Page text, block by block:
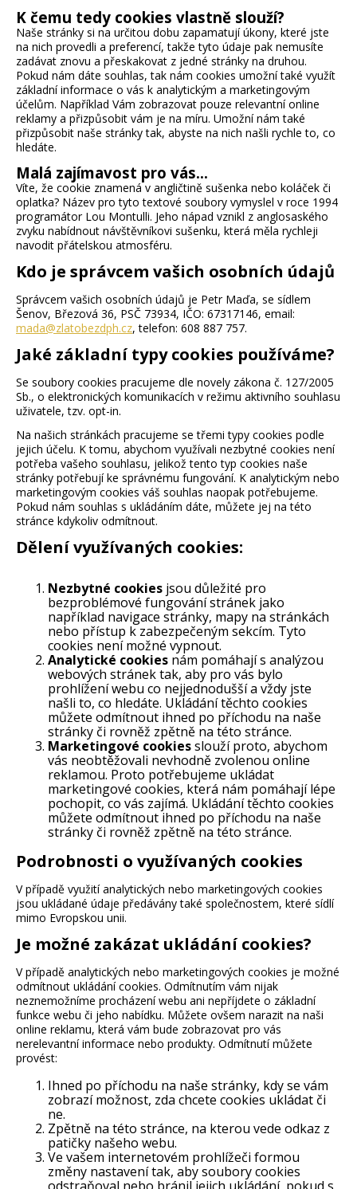
K čemu tedy cookies vlastně slouží?
Naše stránky si na určitou dobu zapamatují úkony, které jste
na nich provedli a preferencí, takže tyto údaje pak nemusíte
zadávat znovu a přeskakovat z jedné stránky na druhou.
Pokud nám dáte souhlas, tak nám cookies umožní také využít
základní informace o vás k analytickým a marketingovým
účelům. Například Vám zobrazovat pouze relevantní online
reklamy a přizpůsobit vám je na míru. Umožní nám také
přizpůsobit naše stránky tak, abyste na nich našli rychle to, co
hledáte.
Malá zajímavost pro vás…
Víte, že cookie znamená v angličtině sušenka nebo koláček či
oplatka? Název pro tyto textové soubory vymyslel v roce 1994
programátor Lou Montulli. Jeho nápad vznikl z anglosaského
zvyku nabídnout návštěvníkovi sušenku, která měla rychleji
navodit přátelskou atmosféru.
Kdo je správcem vašich osobních údajů
Správcem vašich osobních údajů je Petr Maďa, se sídlem
Šenov, Březová 36, PSČ 73934, IČO: 67317146, email:
mada@zlatobezdph.cz, telefon: 608 887 757.
Jaké základní typy cookies používáme?
Se soubory cookies pracujeme dle novely zákona č. 127/2005
Sb., o elektronických komunikacích v režimu aktivního souhlasu
uživatele, tzv. opt-in.
Na našich stránkách pracujeme se třemi typy cookies podle
jejich účelu. K tomu, abychom využívali nezbytné cookies není
potřeba vašeho souhlasu, jelikož tento typ cookies naše
stránky potřebují ke správnému fungování. K analytickým nebo
marketingovým cookies váš souhlas naopak potřebujeme.
Pokud nám souhlas s ukládáním dáte, můžete jej na této
stránce kdykoliv odmítnout.
Dělení využívaných cookies:
Nezbytné cookies jsou důležité pro
bezproblémové fungování stránek jako
například navigace stránky, mapy na stránkách
nebo přístup k zabezpečeným sekcím. Tyto
cookies není možné vypnout.
Analytické cookies nám pomáhají s analýzou
webových stránek tak, aby pro vás bylo
prohlížení webu co nejjednodušší a vždy jste
našli to, co hledáte. Ukládání těchto cookies
můžete odmítnout ihned po příchodu na naše
stránky či rovněž zpětně na této stránce.
Marketingové cookiesslouží proto, abychom
vás neobtěžovali nevhodně zvolenou online
reklamou. Proto potřebujeme ukládat
marketingové cookies, která nám pomáhají lépe
pochopit, co vás zajímá. Ukládání těchto cookies
můžete odmítnout ihned po příchodu na naše
stránky či rovněž zpětně na této stránce.
Podrobnosti o využívaných cookies
V případě využití analytických nebo marketingových cookies
jsou ukládané údaje předávány také společnostem, které sídlí
mimo Evropskou unii.
Je možné zakázat ukládání cookies?
V případě analytických nebo marketingových cookies je možné
odmítnout ukládání cookies. Odmítnutím vám nijak
neznemožníme procházení webu ani nepříjdete o základní
funkce webu či jeho nabídku. Můžete ovšem narazit na naši
online reklamu, která vám bude zobrazovat pro vás
nerelevantní informace nebo produkty. Odmítnutí můžete
provést:
Ihned po příchodu na naše stránky, kdy se vám
zobrazí možnost, zda chcete cookies ukládat či
ne.
Zpětně na této stránce, na kterou vede odkaz z
patičky našeho webu.
Ve vašem internetovém prohlížeči formou
změny nastavení tak, aby soubory cookies